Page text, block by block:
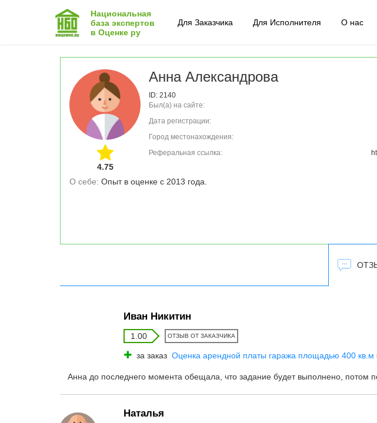
Национальная
база экспертов
в Оценке ру
Для Заказчика Для Исполнителя О нас
4.75
Анна Александрова
ID: 2140
Был(а) на сайте:
Дата регистрации:
Город местонахождения:
Реферальная ссылка:
О себе:
Иван Никитин
1.00 ОТЗЫВ ОТ ЗАКАЗЧИКА
за заказ Оценка арендной платы гаража площадью 400 кв.м
Анна до последнего момента обещала, что задание будет выполнено, потом
Наталья